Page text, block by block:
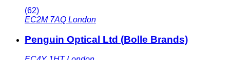
(62)
EC2M 7AQ London
Penguin Optical Ltd (Bolle Brands)